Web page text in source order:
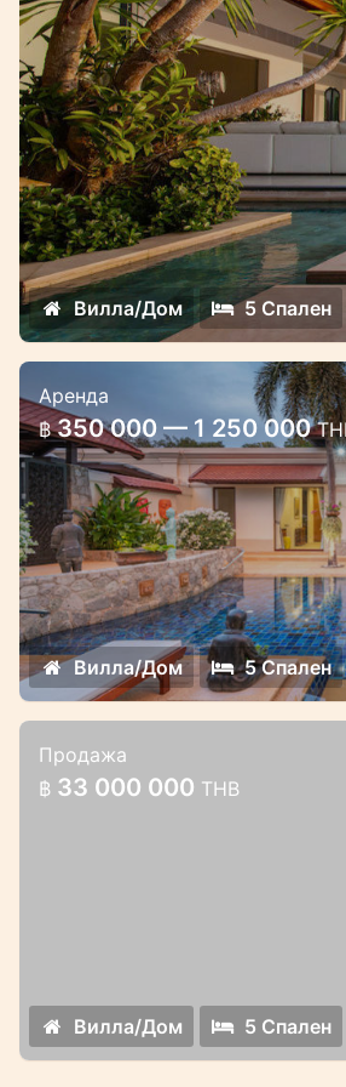
Вилла/Дом 5 Спален
Сай Таан вилла в
комплексе 5 спальни
Роскошная вилла с садом
пляжем Банг Тао
Аренда
฿ 350 000 — 1 250 000
Вилла/Дом 5 Спален
Вилла 5 спален с
Продажа
฿ 33 000 000 THB
Вилла/Дом 5 Спален